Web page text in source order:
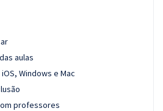
aulas
Windows e Mac
professores